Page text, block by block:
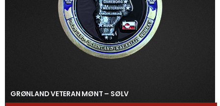
GRØNLAND VETERAN MØNT – SØLV